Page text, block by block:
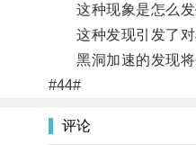
这种现象是怎么发
这种发现引发了对
黑洞加速的发现将
#44#
评论